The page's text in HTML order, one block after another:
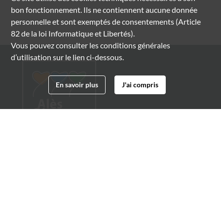
bon fonctionnement. Ils ne contiennent aucune donnée
personnelle et sont exemptés de consentements (Article
82 de la loi Informatique et Libertés).
Vous pouvez consulter les conditions générales
d’utilisation sur le lien ci-dessous.
En savoir plus J'ai compris